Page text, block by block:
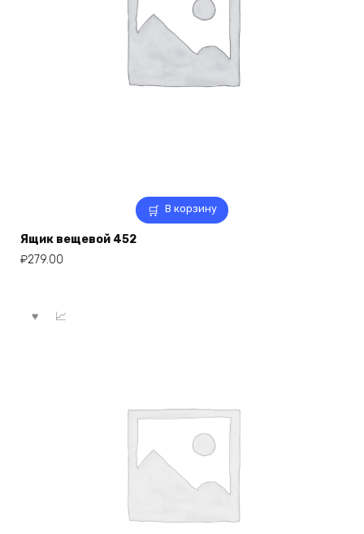
В корзину
Ящик вещевой 452
₽279.00